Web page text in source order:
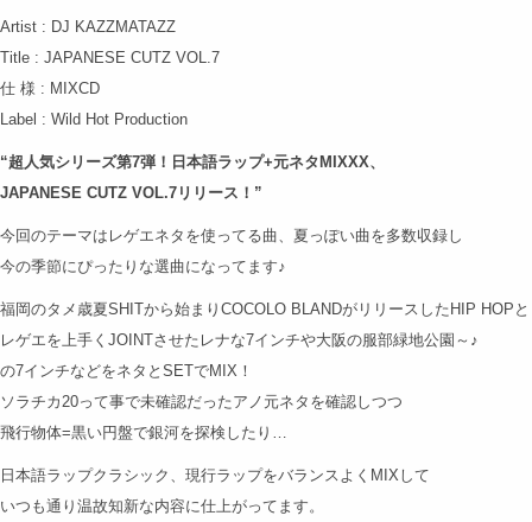
Artist : DJ KAZZMATAZZ
Title : JAPANESE CUTZ VOL.7
仕 様 : MIXCD
Label : Wild Hot Production
“超人気シリーズ第7弾！日本語ラップ+元ネタMIXXX、
JAPANESE CUTZ VOL.7リリース！”
今回のテーマはレゲエネタを使ってる曲、夏っぽい曲を多数収録し
今の季節にぴったりな選曲になってます♪
福岡のタメ歳夏SHITから始まりCOCOLO BLANDがリリースしたHIP HOPと
レゲエを上手くJOINTさせたレナな7インチや大阪の服部緑地公園～♪
の7インチなどをネタとSETでMIX！
ソラチカ20って事で未確認だったアノ元ネタを確認しつつ
飛行物体=黒い円盤で銀河を探検したり…
日本語ラップクラシック、現行ラップをバランスよくMIXして
いつも通り温故知新な内容に仕上がってます。